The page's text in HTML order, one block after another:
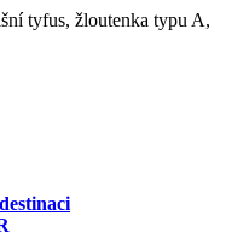
tyfus, žloutenka typu A,